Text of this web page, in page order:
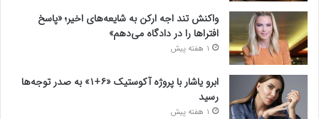
واکنش تند اجه ارکن به شایعه‌های اخیر؛ «پاسخ
افتراها را در دادگاه می‌دهم»
1 هفته پیش
ابرو یاشار با پروژه آکوستیک «۶+۱» به صدر توجه‌ها
رسید
1 هفته پیش